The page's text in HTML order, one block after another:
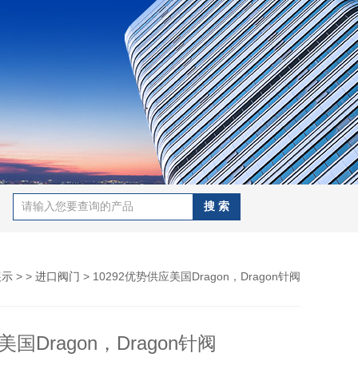
> > 进口阀门 > 10292优势供应美国Dragon，Dragon针阀
国Dragon，Dragon针阀